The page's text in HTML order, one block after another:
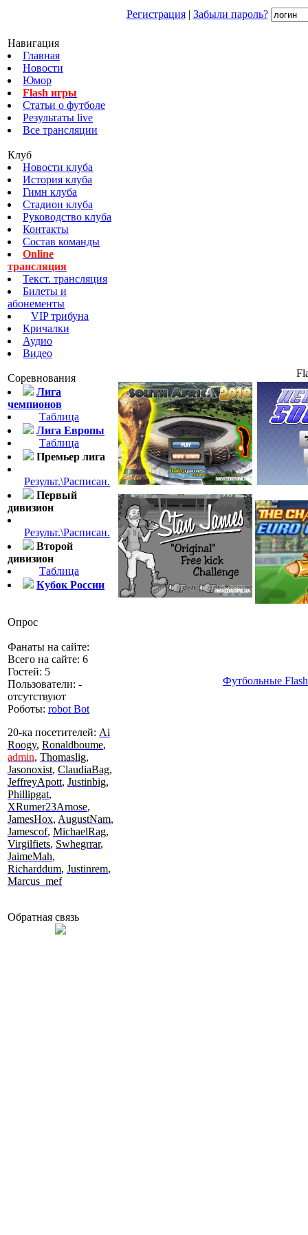
Регистрация| Забыли пароль?
Навигация
Главная
Новости
Юмор
Flash игры
Статьи о футболе
Результаты live
Все трансляции
Клуб
Новости клуба
История клуба
Гимн клуба
Стадион клуба
Руководство клуба
Контакты
Состав команды
Online
трансляция
Текст. трансляция
Билеты и
абонементы
VIP трибуна
Кричалки
Аудио
Видео
Соревнования
Лига
чемпионов
Таблица
Лига Европы
Таблица
Премьер лига
Результ.\Расписан.
Первый
дивизион
Результ.\Расписан.
Второй
дивизион
Таблица
Кубок России
Опрос
Фанаты на сайте:
Всего на сайте: 6
Гостей: 5
Пользователи: -
отсутствуют
Роботы: robot Bot
20-ка посетителей: Ai
Roogy, Ronaldboume,
admin, Thomaslig,
Jasonoxist, ClaudiaBag,
JeffreyApott, Justinbig,
Phillipgat,
XRumer23Amose,
JamesHox, AugustNam,
Jamescof, MichaelRag,
Virgilfiets, Swhegrrar,
JaimeMah,
Richarddum, Justinrem,
Marcus_mef
Обратная связь
Футбольные